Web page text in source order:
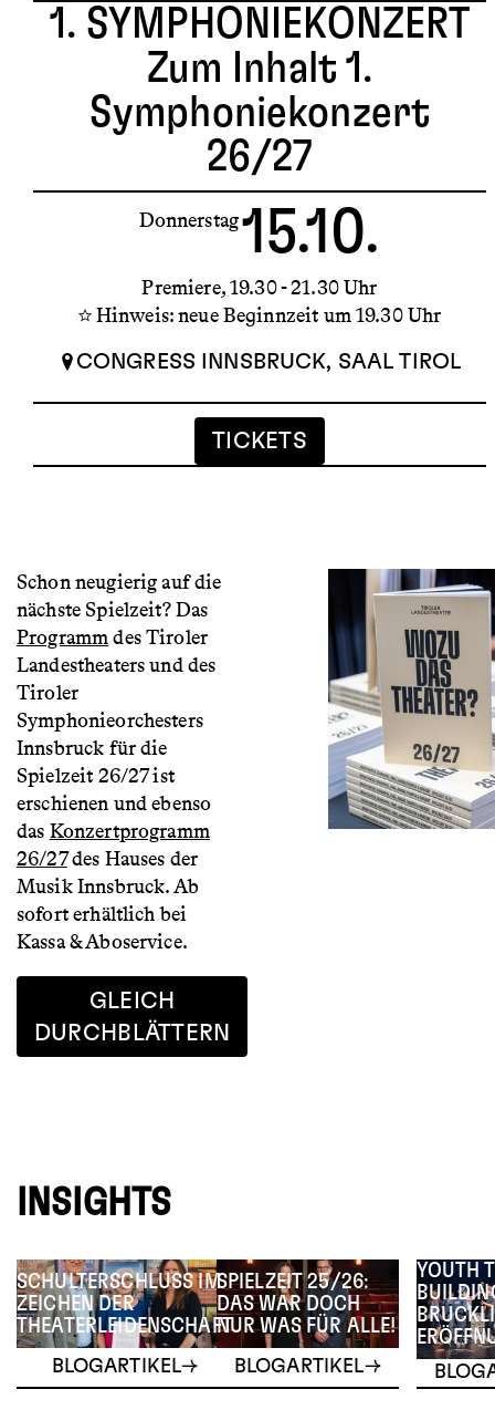
1. SYMPHONIEKONZERT
Zum Inhalt 1.
Symphoniekonzert
26/27
Donnerstag15.10.
Premiere 19.30 - 21.30 Uhr
Hinweis: neue Beginnzeit um 19.30 Uhr
CONGRESS INNSBRUCK, SAAL TIROL
TICKETS
Schon neugierig auf die
nächste Spielzeit? Das
Programmdes Tiroler
Landestheaters und des
Tiroler
Symphonieorchesters
Innsbruck für die
Spielzeit 26/27 ist
erschienen und ebenso
das Konzertprogramm
26/27des Hauses der
Musik Innsbruck. Ab
sofort erhältlich bei
Kassa & Aboservice.
GLEICH
DURCHBLÄTTERN
INSIGHTS
SCHULTERSCHLUSS IM
ZEICHEN DER
THEATERLEIDENSCHAFT
BLOGARTIKEL
SPIELZEIT 25/26:
DAS WAR DOCH
NUR WAS FÜR ALLE!
BLOGARTIKEL
YOUTH